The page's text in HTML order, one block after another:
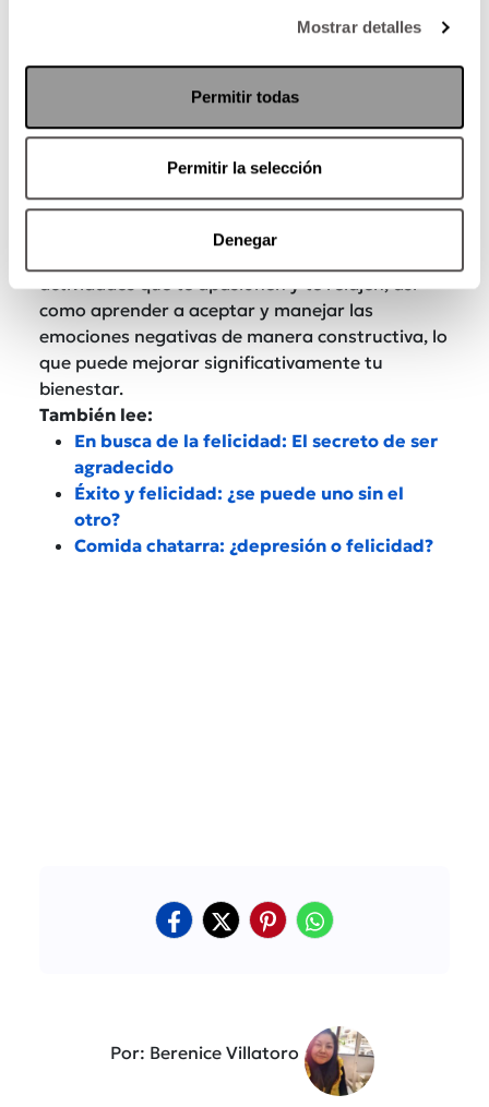
Mostrar detalles
Permitir todas
Permitir la selección
Denegar
Pregúntate qué significa realmente la felicidad
que haya logrado todas sus principales metas
en la vida, debe revaluar esas expectativas.
Ser feliz implica cultivar una
además de encontrar tiempo para
como aprender a aceptar y manejar las
emociones negativas de manera constructiva, lo
que puede mejorar significativamente tu
bienestar.
También lee:
En busca de la felicidad: El secreto de ser
agradecido
Éxito y felicidad: ¿se puede uno sin el
otro?
Comida chatarra: ¿depresión o felicidad?
Por: Berenice Villatoro